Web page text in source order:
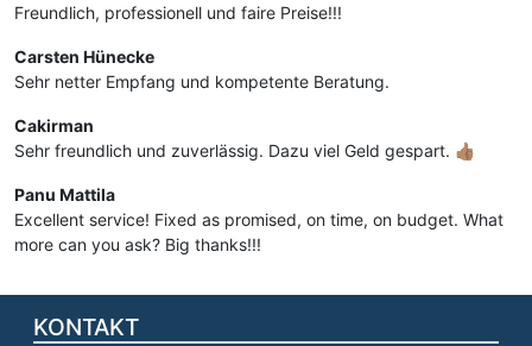
Freundlich, professionell und faire Preise!!!
Carsten Hünecke
Sehr netter Empfang und kompetente Beratung.
Cakirman
Sehr freundlich und zuverlässig. Dazu viel Geld gespart. 👍🏽
Panu Mattila
Excellent service! Fixed as promised, on time, on budget. What
more can you ask? Big thanks!!!
KONTAKT